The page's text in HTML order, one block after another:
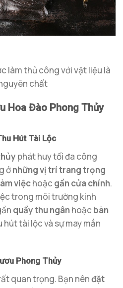
làm thủ công với vật liệu là
chất
Hoa Đào Phong Thủy
Hút Tài Lộc
phát huy tối đa công
ởnhững vị trí trang trọng
việchoặc gần cửa chính.
trong môi trường kinh
quầy thu ngânhoặc bàn
hút tài lộc và sự may mắn
Phong Thủy
quan trọng. Bạn nênđặt